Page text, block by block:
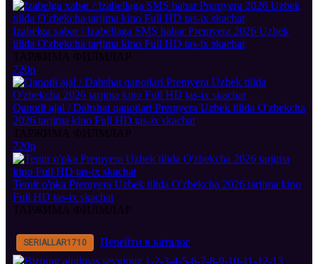
Izabelga xabar / Izabellaga SMS habar Premyera 2026 Uzbek
tilida O'zbekcha tarjima kino Full HD tas-ix skachat
ТАРЖИМА ФИЛМЛАР
720p
Qanotli ajal / Dahshat qanotlari Premyera Uzbek tilida O'zbekcha
2026 tarjima kino Full HD tas-ix skachat
ТАРЖИМА ФИЛМЛАР
720p
Temir o'pka Premyera Uzbek tilida O'zbekcha 2026 tarjima kino
Full HD tas-ix skachat
ТАРЖИМА ФИЛМЛАР
SERIALLAR1710 Перейти в каталог